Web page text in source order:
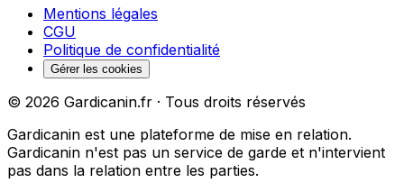
Mentions légales
CGU
Politique de confidentialité
Gérer les cookies
© 2026 Gardicanin.fr · Tous droits réservés
Gardicanin est une plateforme de mise en relation.
Gardicanin n'est pas un service de garde et n'intervient
pas dans la relation entre les parties.